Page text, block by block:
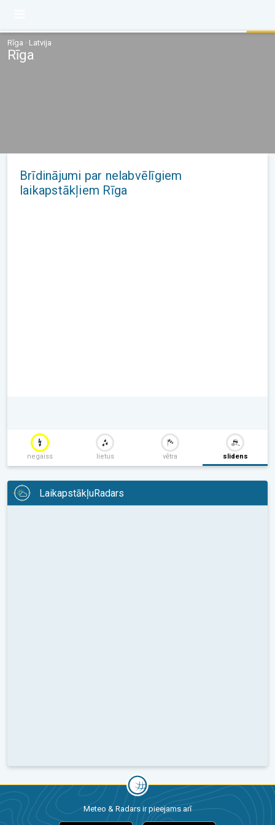
Rīga · Latvija
Rīga
Brīdinājumi par nelabvēlīgiem
laikapstākļiem Rīga
negaiss lietus vētra slidens
LaikapstākļuRadars
Meteo & Radars ir pieejams arī